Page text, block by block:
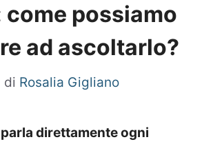
possiamo
ad ascoltarlo?
di Rosalia Gigliano
direttamente ogni